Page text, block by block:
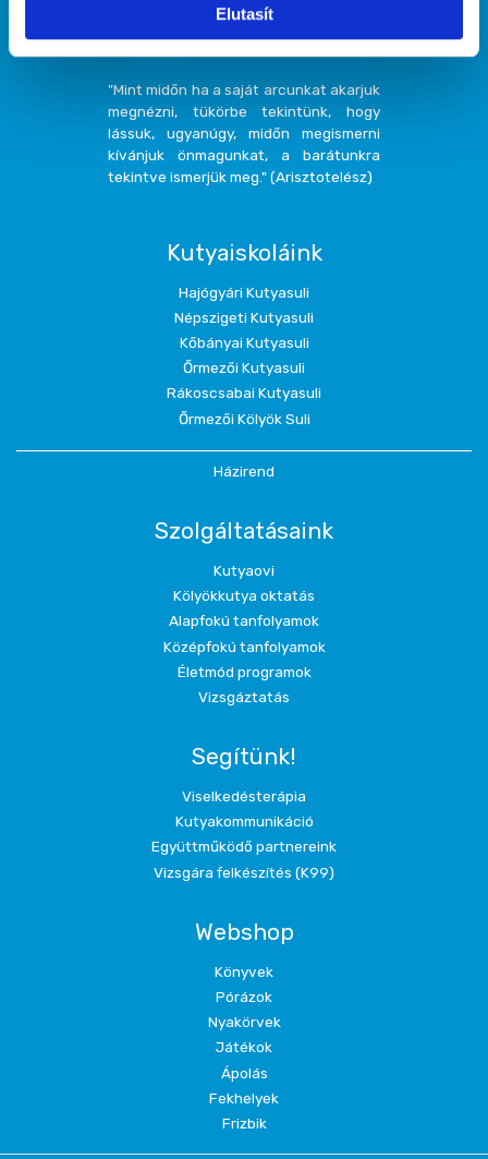
Elutasít
"Mint midőn ha a saját arcunkat akarjuk
megnézni, tükörbe tekintünk, hogy
lássuk, ugyanúgy, midőn megismerni
kívánjuk önmagunkat, a barátunkra
tekintve ismerjük meg." (Arisztotelész)
Kutyaiskoláink
Hajógyári Kutyasuli
Népszigeti Kutyasuli
Kőbányai Kutyasuli
Őrmezői Kutyasuli
Rákoscsabai Kutyasuli
Őrmezői Kölyök Suli
Házirend
Szolgáltatásaink
Kutyaovi
Kölyökkutya oktatás
Alapfokú tanfolyamok
Középfokú tanfolyamok
Életmód programok
Vizsgáztatás
Segítünk!
Viselkedésterápia
Kutyakommunikáció
Együttműködő partnereink
Vizsgára felkészítés (K99)
Webshop
Könyvek
Pórázok
Nyakörvek
Játékok
Ápolás
Fekhelyek
Frizbik